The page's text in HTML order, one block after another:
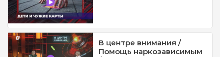
В центре внимания /
Помощь наркозависимым